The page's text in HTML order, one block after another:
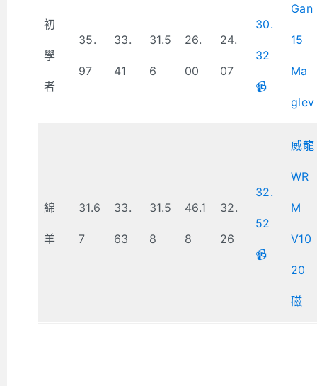
初
學
者
35.
97
33.
41
31.5
6
26.
00
24.
07
30.
32
📹
Gan
15
Ma
glev
綿
羊
31.6
7
33.
63
31.5
8
46.1
8
32.
26
32.
52
📹
威龍
WR
M
V10
20
磁